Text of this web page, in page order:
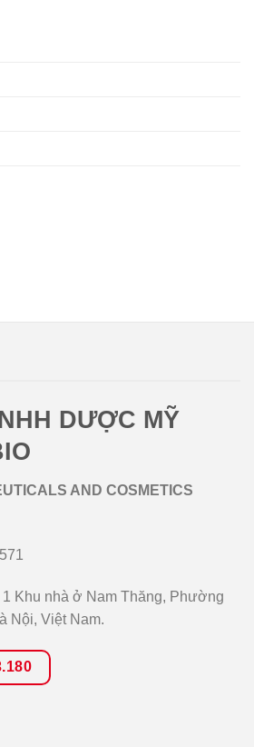
DƯỢC MỸ
AND COSMETICS
1 Khu nhà ở Nam Thăng, Phường
Nội, Việt Nam.